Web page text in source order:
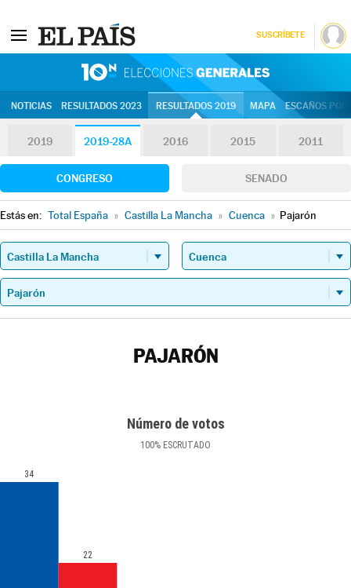
SUSCRÍBETE
NOTICIAS RESULTADOS 2023 RESULTADOS 2019 MAPA ESCAÑOS
2019 2019-28A 2016 2015 2011
CONGRESO SENADO
Estás en: Total España » Castilla La Mancha » Cuenca » Pajarón
PAJARÓN
Número de votos
100% ESCRUTADO
34
22